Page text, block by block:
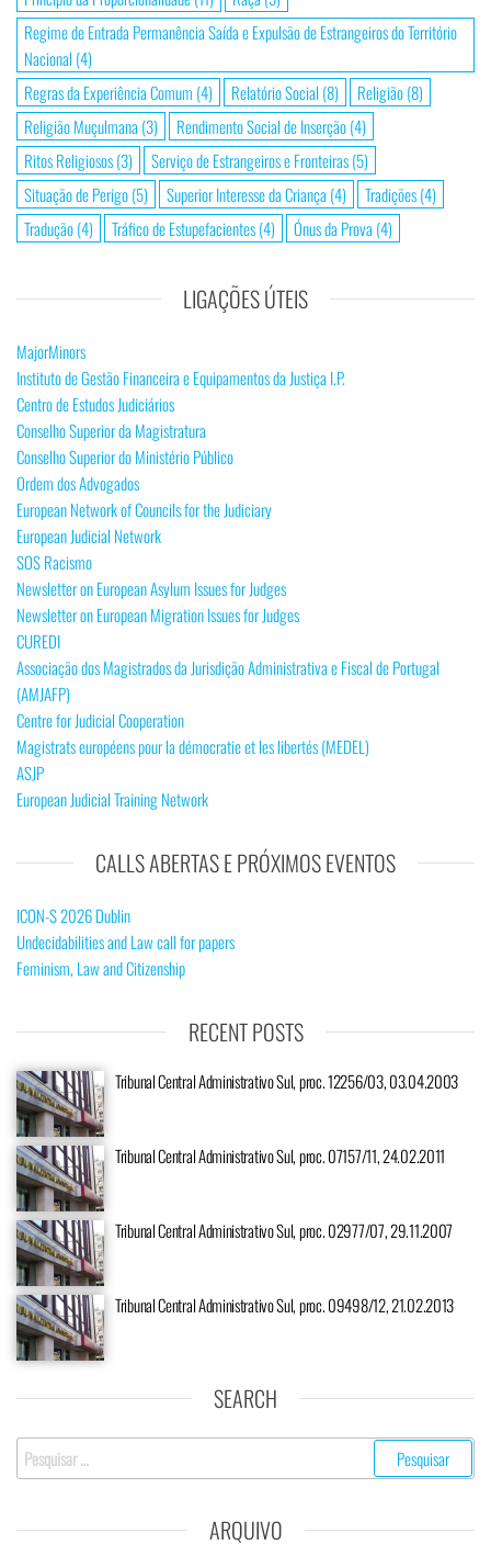
Regime de Entrada Permanência Saída e Expulsão de Estrangeiros do Território
Nacional (4)
Regras da Experiência Comum (4) Relatório Social (8) Religião(8)
Religião Muçulmana (3) Rendimento Social de Inserção(4)
Ritos Religiosos(3) Serviço de Estrangeiros e Fronteiras(5)
Situação de Perigo(5) Superior Interesse da Criança (4) Tradições(4)
Tradução(4) Tráfico de Estupefacientes(4) Ónus da Prova (4)
LIGAÇÕES ÚTEIS
MajorMinors
Instituto de Gestão Financeira e Equipamentos da Justiça I.P.
Centro de Estudos Judiciários
Conselho Superior da Magistratura
Conselho Superior do Ministério Público
Ordem dos Advogados
European Network of Councils for the Judiciary
European Judicial Network
SOS Racismo
Newsletter on European Asylum Issues for Judges
Newsletter on European Migration Issues for Judges
CUREDI
Associação dos Magistrados da Jurisdição Administrativa e Fiscal de Portugal
(AMJAFP)
Centre for Judicial Cooperation
Magistrats européens pour la démocratie et les libertés (MEDEL)
ASJP
European Judicial Training Network
CALLS ABERTAS E PRÓXIMOS EVENTOS
ICON-S 2026 Dublin
Undecidabilities and Law call for papers
Feminism, Law and Citizenship
RECENT POSTS
Tribunal Central Administrativo Sul, proc. 12256/03, 03.04.2003
Tribunal Central Administrativo Sul, proc. 07157/11, 24.02.2011
Tribunal Central Administrativo Sul, proc. 02977/07, 29.11.2007
Tribunal Central Administrativo Sul, proc. 09498/12, 21.02.2013
SEARCH
ARQUIVO